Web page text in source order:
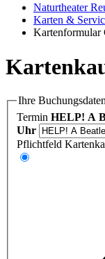
Naturtheater
Karten &
Kartenformular
Ihre
Termin HELP! A
Uhr
Pflichtfeld